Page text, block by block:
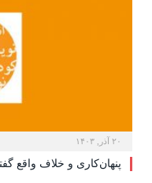
۲۰ آذر, ۱۴۰۳
پنهان‌کاری و خلاف واقع